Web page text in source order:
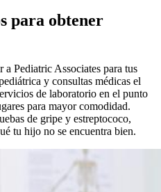
para obtener
Pediatric Associates para tus
y consultas médicas el
de laboratorio en el punto
para mayor comodidad.
de gripe y estreptococo,
tu hijo no se encuentra bien.